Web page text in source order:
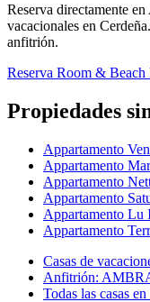
Reserva directamente
vacacionales en
anfitrión.
Reserva Room & Beach
Propiedades
Appartamento
Appartamento
Appartamento
Appartamento
Appartamento Lu
Appartamento
Casas de
Anfitrión:
Todas las casas